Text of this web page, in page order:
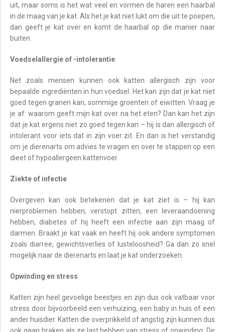
uit, maar soms is het wat veel en vormen de haren een haarbal
in de maag van je kat. Als het je kat niet lukt om die uit te poepen,
dan geeft je kat over en komt de haarbal op die manier naar
buiten.
Voedselallergie of -intolerantie
Net zoals mensen kunnen ook katten allergisch zijn voor
bepaalde ingrediënten in hun voedsel. Het kan zijn dat je kat niet
goed tegen granen kan, sommige groenten of eiwitten. Vraag je
je af: waarom geeft mijn kat over na het eten? Dan kan het zijn
dat je kat ergens niet zo goed tegen kan – hij is dan allergisch of
intolerant voor iets dat in zijn voer zit. En dan is het verstandig
om je dierenarts om advies te vragen en over te stappen op een
dieet of hypoallergeen kattenvoer.
Ziekte of infectie
Overgeven kan ook betekenen dat je kat ziet is – hij kan
nierproblemen hebben, verstopt zitten, een leveraandoening
hebben, diabetes of hij heeft een infectie aan zijn maag of
darmen. Braakt je kat vaak en heeft hij ook andere symptomen
zoals diarree, gewichtsverlies of lusteloosheid? Ga dan zo snel
mogelijk naar de dierenarts en laat je kat onderzoeken.
Opwinding en stress
Katten zijn heel gevoelige beestjes en zijn dus ook vatbaar voor
stress door bijvoorbeeld een verhuizing, een baby in huis of een
ander huisdier. Katten die overprikkeld of angstig zijn kunnen dus
ook gaan braken als ze last hebben van stress of opwinding. De